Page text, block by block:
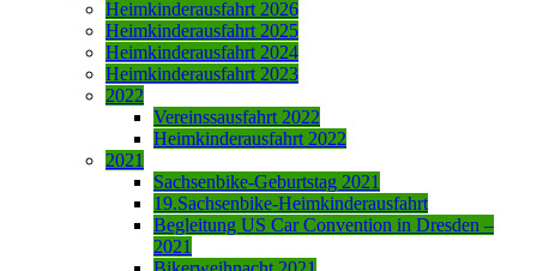
Heimkinderausfahrt 2026
Heimkinderausfahrt 2025
Heimkinderausfahrt 2024
Heimkinderausfahrt 2023
2022
Vereinssausfahrt 2022
Heimkinderausfahrt 2022
2021
Sachsenbike-Geburtstag 2021
19.Sachsenbike-Heimkinderausfahrt
Begleitung US Car Convention in Dresden –
2021